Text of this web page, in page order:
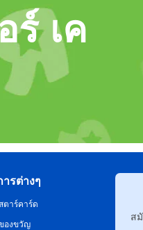
ร์ เค
ส
รต่างๆ
ตาร์คาร์ด
องขวัญ